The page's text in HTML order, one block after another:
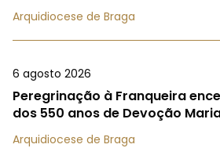
Arquidiocese de Braga
6 agosto 2026
Peregrinação à Franqueira
dos 550 anos de Devoção
Arquidiocese de Braga